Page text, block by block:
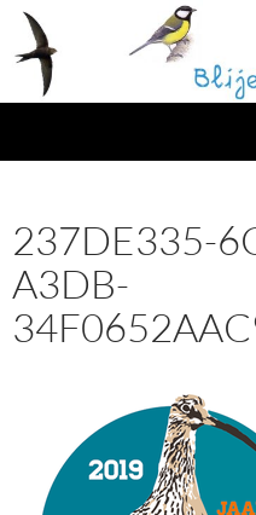
naar
de
inhoud
237DE335-
A3DB-